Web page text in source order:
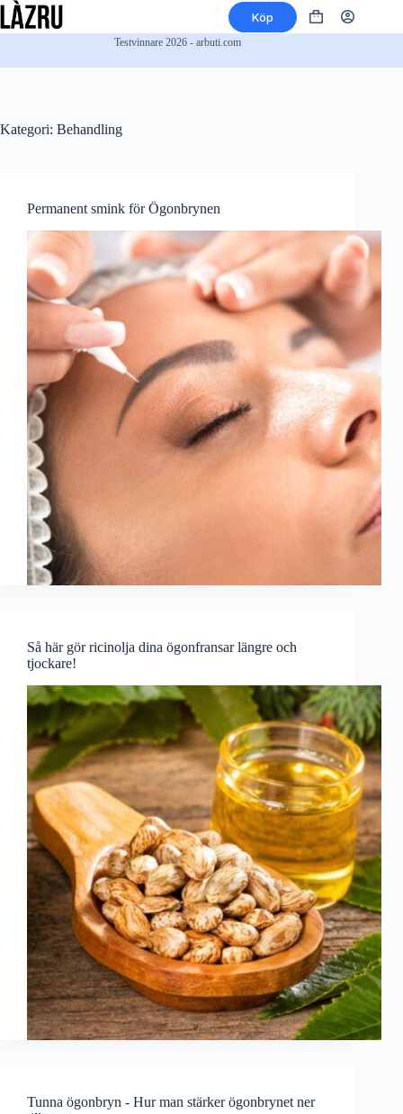
Hoppa
till
Köp Varukorg
Testvinnare 2026 - arbuti.com
Kategori: Behandling
Permanent smink för Ögonbrynen
Så här gör ricinolja dina ögonfransar längre och
tjockare!
Tunna ögonbryn - Hur man stärker ögonbrynet ner